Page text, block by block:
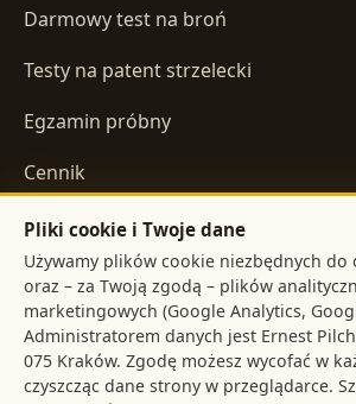
Darmowy test na broń
Testy na patent strzelecki
Egzamin próbny
Cennik
INFORMACJE
Regulamin
Polityka prywatności
Pliki cookie i Twoje dane
Używamy plików cookie niezbędnych do
oraz – za Twoją zgodą – plików
marketingowych (Google Analytics,
Administratorem danych jest
. Zgodę możesz wycofać w
czyszcząc dane strony w przeglądarce.